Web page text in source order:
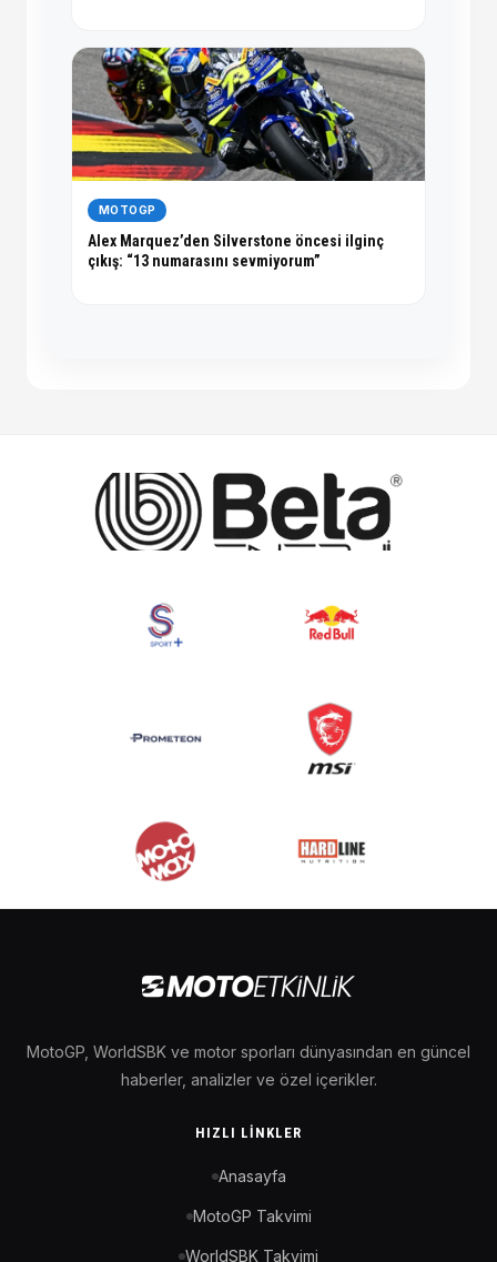
MOTOGP
Alex Marquez’den Silverstone öncesi ilginç
çıkış: “13 numarasını sevmiyorum”
MotoGP, WorldSBK ve motor sporları dünyasından en güncel
haberler, analizler ve özel içerikler.
HIZLI LINKLER
Anasayfa
MotoGP Takvimi
WorldSBK Takvimi